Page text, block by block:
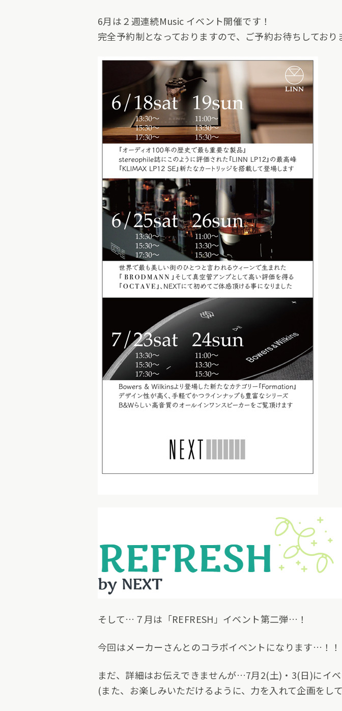
6月は２週連続Music イベント開催です！
完全予約制となっておりますので、ご予約お待ちしており
そして…７月は「REFRESH」イベント第二弾…！
今回はメーカーさんとのコラボイベントになります…！！
まだ、詳細はお伝えできませんが…7月2(土)・3(日)にイベ
(また、お楽しみいただけるように、力を入れて企画をし